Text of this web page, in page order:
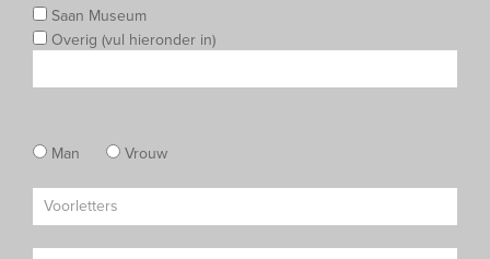
Saan Museum
Overig (vul hieronder in)
Man Vrouw